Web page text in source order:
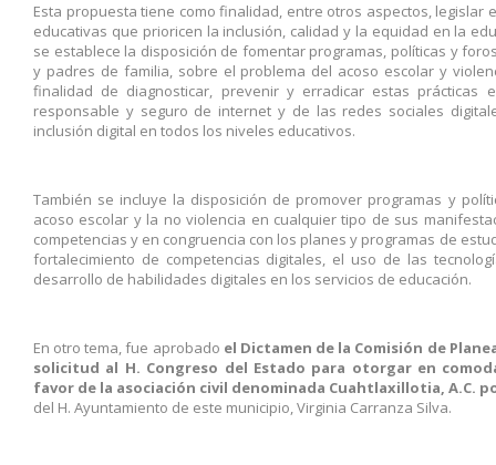
Esta propuesta tiene como finalidad, entre otros aspectos,
educativas que prioricen la inclusión, calidad y la equidad en la
se establece la disposición de fomentar programas, políticas y
y padres de familia, sobre el problema del acoso escolar y
finalidad de diagnosticar, prevenir y erradicar estas prácticas
responsable y seguro de internet y de las redes sociales
inclusión digital en todos los niveles educativos.
También se incluye la disposición de promover programas y
acoso escolar y la no violencia en cualquier tipo de sus
competencias y en congruencia con los planes y programas de
fortalecimiento de competencias digitales, el uso de las
desarrollo de habilidades digitales en los servicios de educación.
En otro tema, fue aprobado el Dictamen de la Comisión de
solicitud al H. Congreso del Estado para otorgar en
favor de la asociación civil denominada Cuahtlaxillotia, A.C.
del H. Ayuntamiento de este municipio, Virginia Carranza Silva.